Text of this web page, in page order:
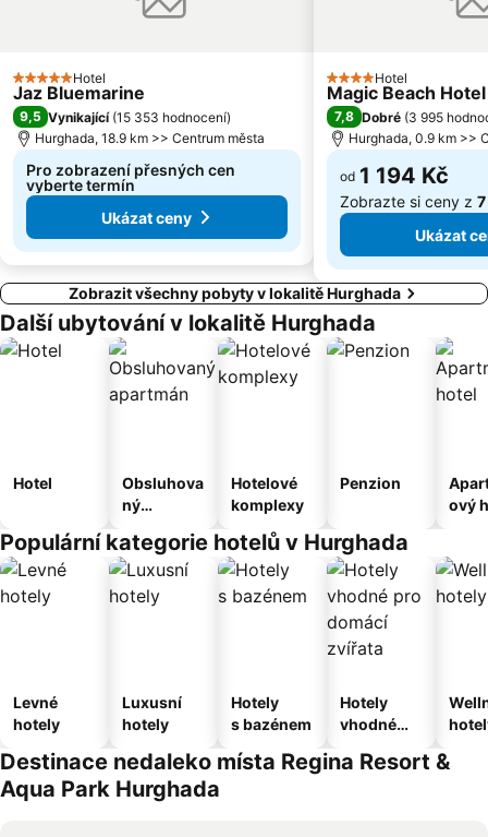
5 Počet hvězdiček
Hotel
Jaz Bluemarine
9,5 Vynikající (15 353 hodnocení)
Hurghada, 18.9 km >> Centrum města
Pro zobrazení přesných cen
vyberte termín
Ukázat ceny
4 Počet hvězdiček
Hotel
Magic Beach
7,8 Dobré (3 995
Hurghada, 0.9 km >>
od 1 194 Kč
Zobrazte si ceny z
Ukázat
Zobrazit všechny pobyty v lokalitě Hurghada
Další ubytování v lokalitě Hurghada
Hotel
Obsluhova
ný
Hotelové
komplexy
Penzion
ový
Populární kategorie hotelů v Hurghada
Levné
hotely
Luxusní
hotely
Hotely
s bazénem
Hotely
vhodné
domácí
Destinace nedaleko místa Regina Resort &
Aqua Park Hurghada